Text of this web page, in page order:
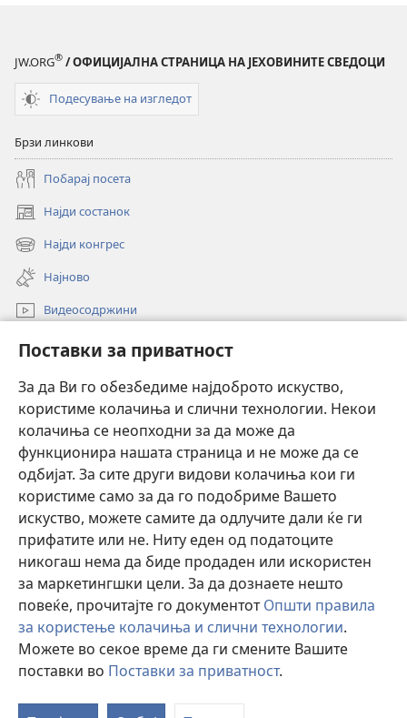
Поставки за приватност
За да Ви го обезбедиме најдоброто искуство,
користиме колачиња и слични технологии. Некои
колачиња се неопходни за да може да
функционира нашата страница и не може да се
одбијат. За сите други видови колачиња кои ги
користиме само за да го подобриме Вашето
искуство, можете самите да одлучите дали ќе ги
прифатите или не. Ниту еден од податоците
никогаш нема да биде продаден или искористен
за маркетингшки цели. За да дознаете нешто
повеќе, прочитајте го документотОпшти правила
за користење колачиња и слични технологии.
Можете во секое време да ги смените Вашите
поставки во Поставки за приватност.
JW.ORG® / ОФИЦИЈАЛНА СТРАНИЦА НА ЈЕХОВИНИТЕ СВЕДОЦИ
Подесување на изгледот
Брзи линкови
Побарај посета
Најди состанок
(opens
new
window)
Најди конгрес
(opens
new
window)
Најново
Видеосодржини
(opens
new
window)ОНЛАЈН БИБЛИОТЕКА Watchtower™
(opens
new
window)JW Hub
(opens
new
window)Watchtower Library
Copyright© 2026 Watch Tower Bible and Tract Society of Pennsylvania.
УСЛОВИ ЗА КОРИСТЕЊЕ | ПРИВАТНОСТ|
ПРИВАТНОСТ